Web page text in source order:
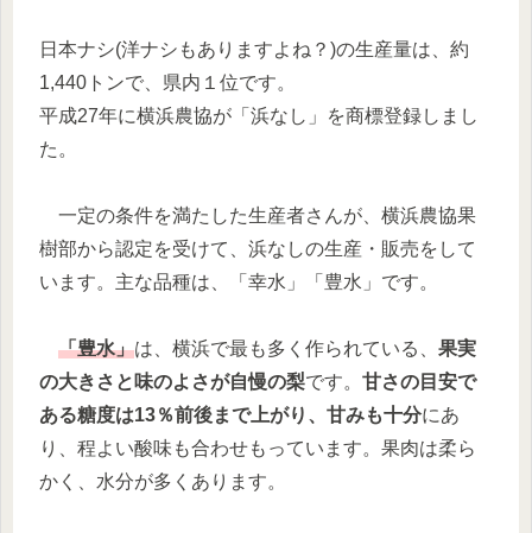
日本ナシ(洋ナシもありますよね？)の生産量は、約
1,440トンで、県内１位です。
平成27年に横浜農協が「浜なし」を商標登録しまし
た。
一定の条件を満たした生産者さんが、横浜農協果
樹部から認定を受けて、浜なしの生産・販売をして
います。主な品種は、「幸水」「豊水」です。
「豊水」は、横浜で最も多く作られている、 果実
の大きさと味のよさが自慢の梨です。 甘さの目安で
ある糖度は13％前後まで上がり、甘みも十分にあ
り、程よい酸味も合わせもっています。果肉は柔ら
かく、水分が多くあります。